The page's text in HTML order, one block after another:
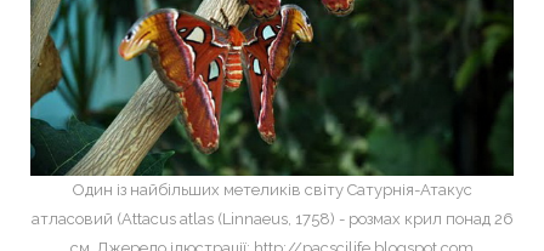
Один із найбільших метеликів світу Сатурнія-Атакус
атласовий (Attacus atlas (Linnaeus, 1758) - розмах крил понад 26